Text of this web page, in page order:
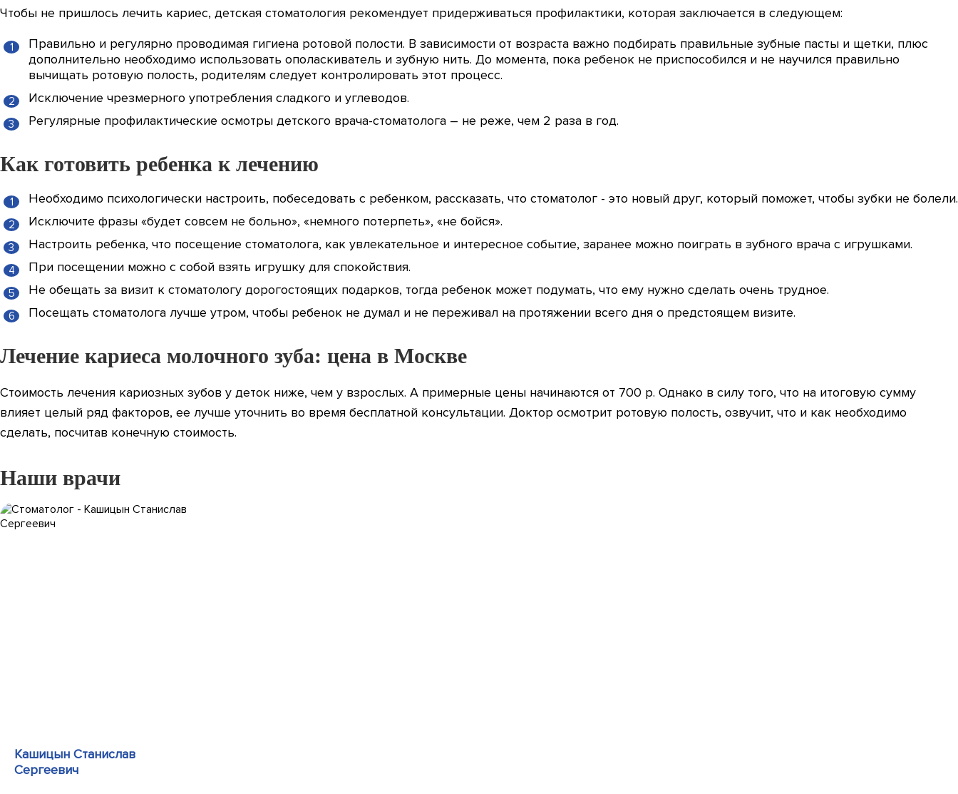
Чтобы не пришлось лечить кариес, детская стоматология рекомендует придерживаться профилактики, которая заключается в следующем:
Правильно и регулярно проводимая гигиена ротовой полости. В зависимости от возраста важно подбирать правильные зубные пасты и щетки, плюс
дополнительно необходимо использовать ополаскиватель и зубную нить. До момента, пока ребенок не приспособился и не научился правильно
вычищать ротовую полость, родителям следует контролировать этот процесс.
Исключение чрезмерного употребления сладкого и углеводов.
Регулярные профилактические осмотры детского врача-стоматолога – не реже, чем 2 раза в год.
Как готовить ребенка к лечению
Необходимо психологически настроить, побеседовать с ребенком, рассказать, что стоматолог - это новый друг, который поможет, чтобы зубки не болели.
Исключите фразы «будет совсем не больно», «немного потерпеть», «не бойся».
Настроить ребенка, что посещение стоматолога, как увлекательное и интересное событие, заранее можно поиграть в зубного врача с игрушками.
При посещении можно с собой взять игрушку для спокойствия.
Не обещать за визит к стоматологу дорогостоящих подарков, тогда ребенок может подумать, что ему нужно сделать очень трудное.
Посещать стоматолога лучше утром, чтобы ребенок не думал и не переживал на протяжении всего дня о предстоящем визите.
Лечение кариеса молочного зуба: цена в Москве
Стоимость лечения кариозных зубов у деток ниже, чем у взрослых. А примерные цены начинаются от 700 р. Однако в силу того, что на итоговую сумму
влияет целый ряд факторов, ее лучше уточнить во время бесплатной консультации. Доктор осмотрит ротовую полость, озвучит, что и как необходимо
сделать, посчитав конечную стоимость.
Наши врачи
Кашицын Станислав
Сергеевич